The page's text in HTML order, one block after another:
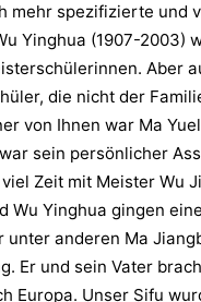
mehr spezifizierte und
Yinghua (1907-2003)
Aber
die nicht der
von Ihnen war Ma
sein persönlicher
Zeit mit Meister Wu
Wu Yinghua gingen eine
unter anderen Ma
Er und sein Vater
Europa. Unser Sifu